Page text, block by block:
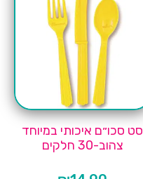
סט סכו״ם איכותי במיוחד
צהוב-30 חלקים